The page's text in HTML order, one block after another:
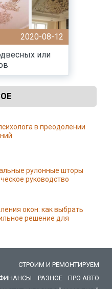
2020-08-12
или
в преодолении
рулонные шторы
руководство
окон: как выбрать
решение для
СТРОИМ И РЕМОНТИРУЕМ
РАЗНОЕ
ПРО АВТО